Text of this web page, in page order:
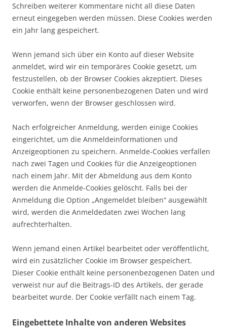
Schreiben weiterer Kommentare nicht all diese Daten
erneut eingegeben werden müssen. Diese Cookies werden
ein Jahr lang gespeichert.
Wenn jemand sich über ein Konto auf dieser Website
anmeldet, wird wir ein temporäres Cookie gesetzt, um
festzustellen, ob der Browser Cookies akzeptiert. Dieses
Cookie enthält keine personenbezogenen Daten und wird
verworfen, wenn der Browser geschlossen wird.
Nach erfolgreicher Anmeldung, werden einige Cookies
eingerichtet, um die Anmeldeinformationen und
Anzeigeoptionen zu speichern. Anmelde-Cookies verfallen
nach zwei Tagen und Cookies für die Anzeigeoptionen
nach einem Jahr. Mit der Abmeldung aus dem Konto
werden die Anmelde-Cookies gelöscht. Falls bei der
Anmeldung die Option „Angemeldet bleiben“ ausgewählt
wird, werden die Anmeldedaten zwei Wochen lang
aufrechterhalten.
Wenn jemand einen Artikel bearbeitet oder veröffentlicht,
wird ein zusätzlicher Cookie im Browser gespeichert.
Dieser Cookie enthält keine personenbezogenen Daten und
verweist nur auf die Beitrags-ID des Artikels, der gerade
bearbeitet wurde. Der Cookie verfällt nach einem Tag.
Eingebettete Inhalte von anderen Websites